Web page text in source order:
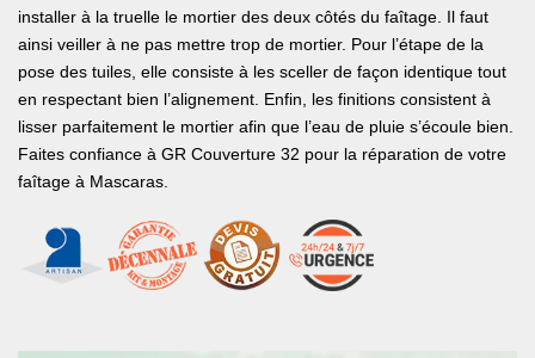
installer à la truelle le mortier des deux côtés du faîtage. Il faut
ainsi veiller à ne pas mettre trop de mortier. Pour l’étape de la
pose des tuiles, elle consiste à les sceller de façon identique tout
en respectant bien l’alignement. Enfin, les finitions consistent à
lisser parfaitement le mortier afin que l’eau de pluie s’écoule bien.
Faites confiance à GR Couverture 32 pour la réparation de votre
faîtage à Mascaras.